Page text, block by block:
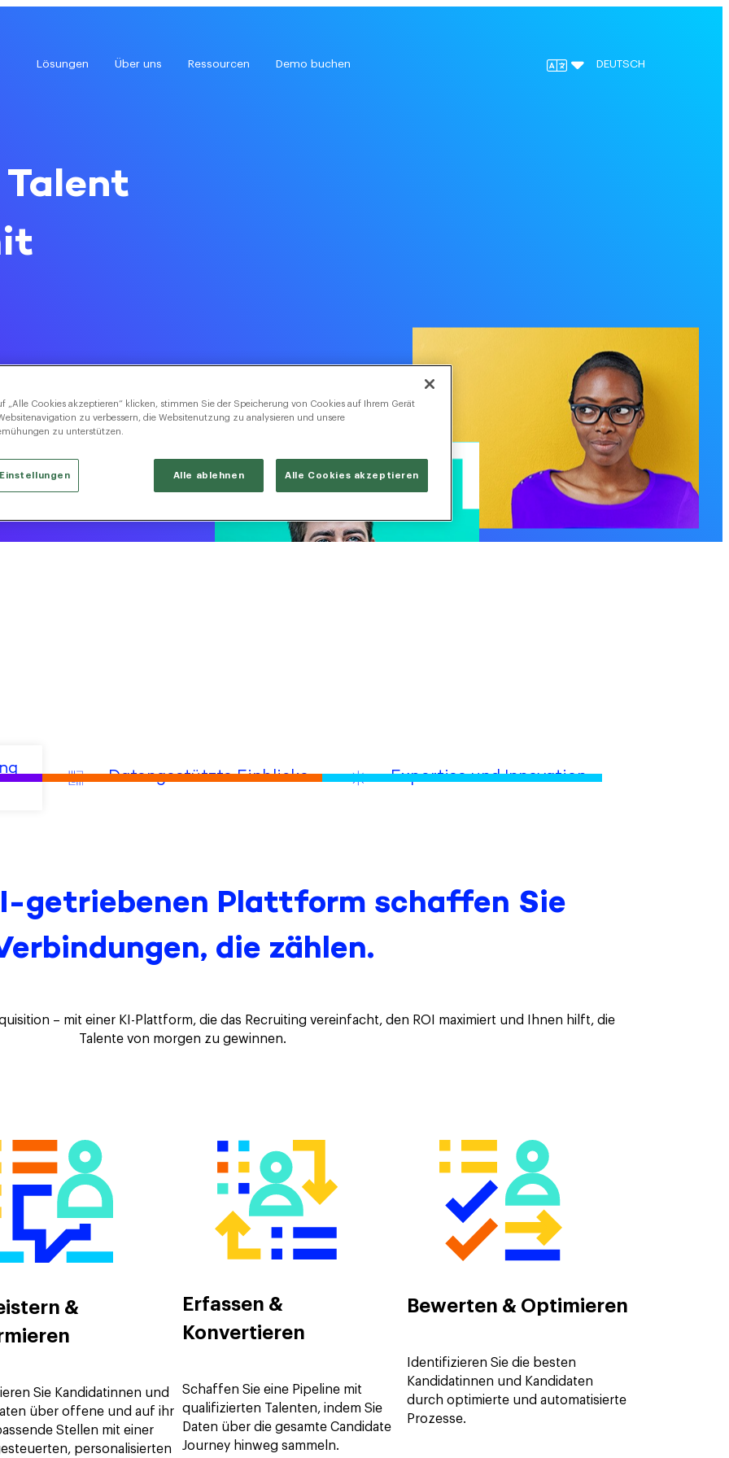
Lösungen Über uns Ressourcen Demo buchen DEUTSCH
Mit
Plattform,
Sie Ihren
Datengestützte Einblicke Expertise und Innovation
getriebenen Plattform schaffen Sie
die zählen.
– mit einer KI-Plattform, die das Recruiting vereinfacht, den ROI maximiert und Ihnen hilft, die
Talente von morgen zu gewinnen.
&
Sie Kandidatinnen und
über offene und auf ihr
Stellen mit einer
personalisierten
Erfassen &
Konvertieren
Schaffen Sie eine Pipeline mit
qualifizierten Talenten, indem Sie
Daten über die gesamte Candidate
Journey hinweg sammeln.
Bewerten & Optimieren
Identifizieren Sie die besten
Kandidatinnen und Kandidaten
durch optimierte und automatisierte
Prozesse.
„Alle Cookies akzeptieren“ klicken, stimmen Sie der Speicherung von Cookies auf Ihrem Gerät
zu verbessern, die Websitenutzung zu analysieren und unsere
zu unterstützen.
Alle ablehnen Alle Cookies akzeptieren